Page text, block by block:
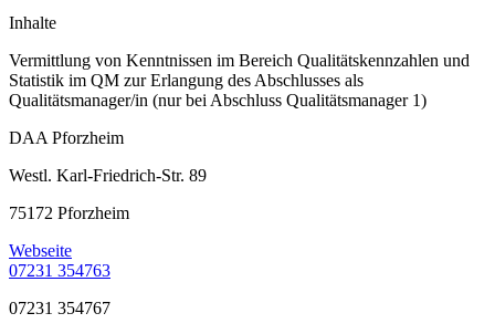
Inhalte
Vermittlung von Kenntnissen im Bereich Qualitätskennzahlen und
Statistik im QM zur Erlangung des Abschlusses als
Qualitätsmanager/in (nur bei Abschluss Qualitätsmanager 1)
DAA Pforzheim
Westl. Karl-Friedrich-Str. 89
75172 Pforzheim
Webseite
07231 354763
07231 354767